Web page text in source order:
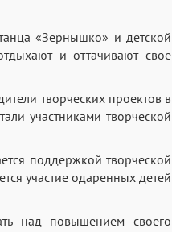
«Зернышко» и детской
и оттачивают свое
творческих проектов в
участниками творческой
поддержкой творческой
участие одаренных детей
над повышением своего